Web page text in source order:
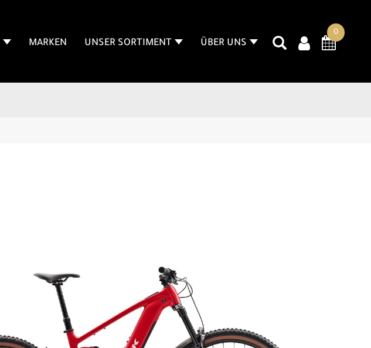
0
MARKEN UNSER SORTIMENT ÜBER UNS